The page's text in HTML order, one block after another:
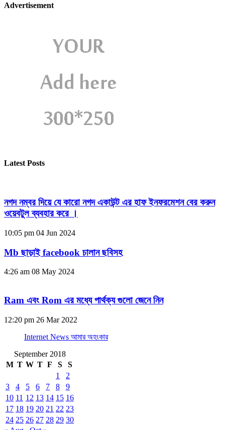
Advertisement
Latest Posts
নগদ নম্বর দিয়ে যে কারো নগদ একাউন্ট এর হাফ ইনফরমেশন বের করুন
ওয়েবটুল ব্যবহার করে ।
10:05 pm 04 Jun 2024
Mb ছাড়াই facebook চালান ছবিসহ
4:26 am 08 May 2024
Ram এবং Rom এর মধ্যে পার্থক্য গুলো জেনে নিন
12:20 pm 26 Mar 2022
Internet News আমার অহংকার
September 2018
M T W T F S
S
1
2
3
4 5 6 7 8
9
10 11 12 13 14 15 16
17 18 19 20 21 22 23
24 25 26 27 28 29 30